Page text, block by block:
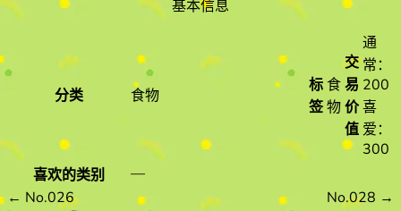
基本信息
分类 食物
标
签
食
物
交
易
价
值
通
常：
200
喜
爱：
300
喜欢的类别
—
← No.026
No.028 →